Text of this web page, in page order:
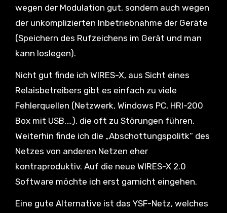
wegen der Modulation gut, sondern auch wegen
der unkomplizierten Inbetriebnahme der Geräte
(Speichern des Rufzeichens im Gerät und man
kann loslegen).
Nicht gut finde ich WIRES-X, aus Sicht eines
Relaisbetreibers gibt es einfach zu viele
Fehlerquellen (Netzwerk, Windows PC, HRI-200
Box mit USB,…), die oft zu Störungen führen.
Weiterhin finde ich die „Abschottungspolitk“ des
Netzes von anderen Netzen eher
kontraproduktiv. Auf die neue WIRES-X 2.0
Software möchte ich erst garnicht eingehen.
Eine gute Alternative ist das YSF-Netz, welches